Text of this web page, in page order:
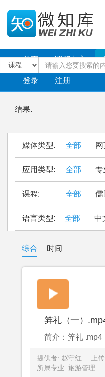
首页 课程中心
登录 注册
结果:
媒体类型: 全部
应用类型: 全部 专
课程: 全部 儒
语言类型: 全部 中
综合 时间
笄礼（一）
简介：笄礼 .mp4
提供者: 赵守红
上
所属专业: 旅游管理